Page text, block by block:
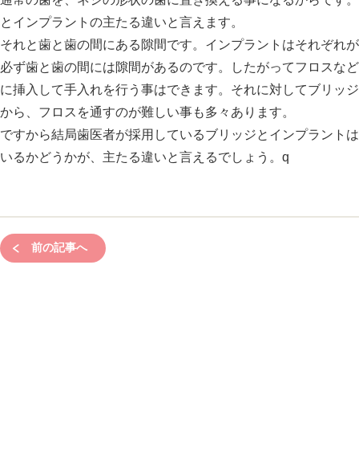
とインプラントの主たる違いと言えます。
それと歯と歯の間にある隙間です。インプラントはそれぞれ
必ず歯と歯の間には隙間があるのです。したがってフロスな
に挿入して手入れを行う事はできます。それに対してブリッ
から、フロスを通すのが難しい事も多々あります。
ですから結局歯医者が採用しているブリッジとインプラント
いるかどうかが、主たる違いと言えるでしょう。q
前の記事へ